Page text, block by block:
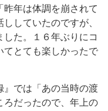
昨年は体調を崩されて
していたのですが、
た。１６年ぶりにコ
てとても楽しかったで
では「あの当時の渡
ろだったので、年上の